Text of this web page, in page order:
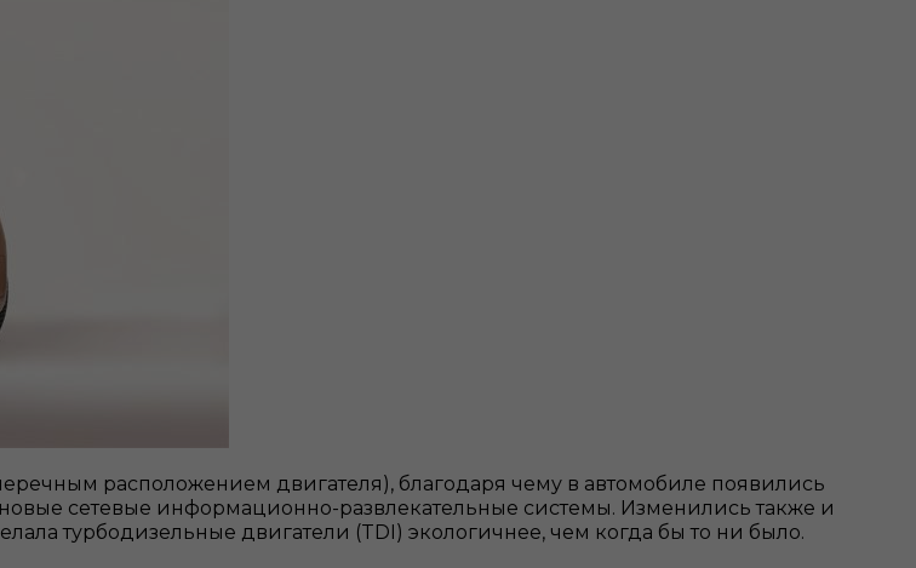
расположением двигателя), благодаря чему в автомобиле появились
сетевые информационно-развлекательные системы. Изменились также и
турбодизельные двигатели (TDI) экологичнее, чем когда бы то ни было.